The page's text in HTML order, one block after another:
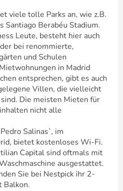
viele tolle Parks an, wie z.B.
Santiago Berabéu Stadium.
Leute, besteht hier auch
bei renommierte,
und Schulen
in Madrid
entsprechen, gibt es auch
Villen, die vielleicht
Die meisten Mieten für
nicht alle
Salinas`, im
bietet kostenloses Wi-Fi.
Capital sind oftmals mit
ausgestattet.
Sie bei Nestpick ihr 2-
Balkon.